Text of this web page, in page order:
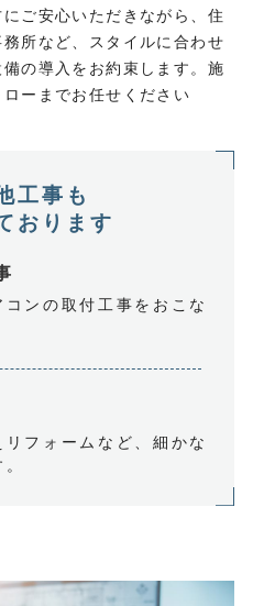
ご安心いただきながら、住
所など、スタイルに合わせ
の導入をお約束します。施
ーまでお任せください
工事も
おります
コンの取付工事をおこな
フォームなど、細かな